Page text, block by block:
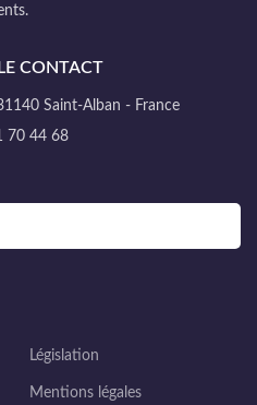
CONTACT
Saint-Alban - France
70 44 68
Législation
Mentions légales